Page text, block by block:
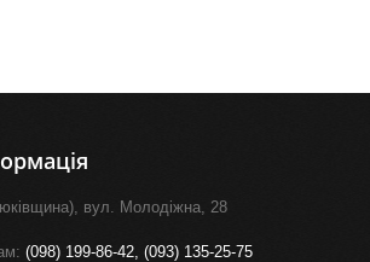
вул. Молодіжна, 28
(098) 199-86-42, (093) 135-25-75